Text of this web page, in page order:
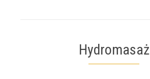
Hydromasaż